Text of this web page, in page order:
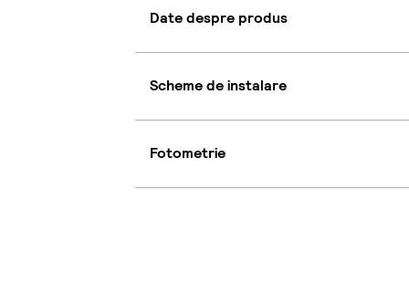
Date despre produs
Scheme de instalare
Fotometrie